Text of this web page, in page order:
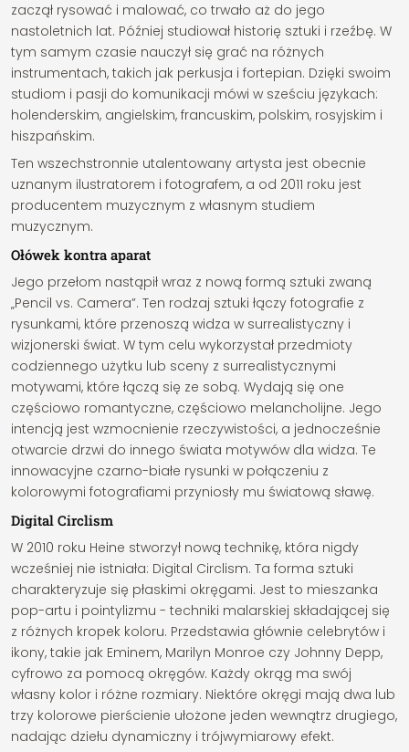
zaczął rysować i malować, co trwało aż do jego
nastoletnich lat. Później studiował historię sztuki i rzeźbę. W
tym samym czasie nauczył się grać na różnych
instrumentach, takich jak perkusja i fortepian. Dzięki swoim
studiom i pasji do komunikacji mówi w sześciu językach:
holenderskim, angielskim, francuskim, polskim, rosyjskim i
hiszpańskim.
Ten wszechstronnie utalentowany artysta jest obecnie
uznanym ilustratorem i fotografem, a od 2011 roku jest
producentem muzycznym z własnym studiem
muzycznym.
Ołówek kontra aparat
Jego przełom nastąpił wraz z nową formą sztuki zwaną
„Pencil vs. Camera”. Ten rodzaj sztuki łączy fotografie z
rysunkami, które przenoszą widza w surrealistyczny i
wizjonerski świat. W tym celu wykorzystał przedmioty
codziennego użytku lub sceny z surrealistycznymi
motywami, które łączą się ze sobą. Wydają się one
częściowo romantyczne, częściowo melancholijne. Jego
intencją jest wzmocnienie rzeczywistości, a jednocześnie
otwarcie drzwi do innego świata motywów dla widza. Te
innowacyjne czarno-białe rysunki w połączeniu z
kolorowymi fotografiami przyniosły mu światową sławę.
Digital Circlism
W 2010 roku Heine stworzył nową technikę, która nigdy
wcześniej nie istniała: Digital Circlism. Ta forma sztuki
charakteryzuje się płaskimi okręgami. Jest to mieszanka
pop-artu i pointylizmu - techniki malarskiej składającej się
z różnych kropek koloru. Przedstawia głównie celebrytów i
ikony, takie jak Eminem, Marilyn Monroe czy Johnny Depp,
cyfrowo za pomocą okręgów. Każdy okrąg ma swój
własny kolor i różne rozmiary. Niektóre okręgi mają dwa lub
trzy kolorowe pierścienie ułożone jeden wewnątrz drugiego,
nadając dziełu dynamiczny i trójwymiarowy efekt.